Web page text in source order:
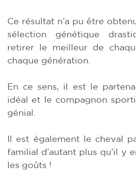
Ce résultat n’a pu être
sélection génétique
retirer le meilleur de
chaque génération.
En ce sens, il est le
idéal et le compagnon
génial.
Il est également le cheval
familial d’autant plus qu’il y
les goûts !